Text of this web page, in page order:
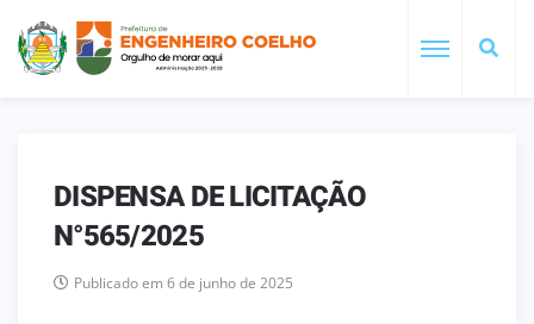
DISPENSA DE LICITAÇÃO
N°565/2025
Publicado em 6 de junho de 2025